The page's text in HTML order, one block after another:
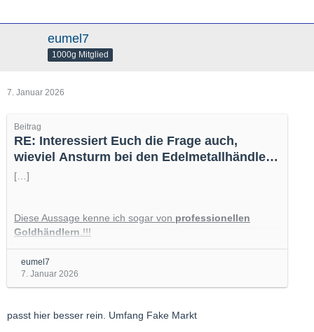
eumel7
1000g Mitglied
7. Januar 2026
Beitrag
RE: Interessiert Euch die Frage auch,
wieviel Ansturm bei den Edelmetallhändlern
herrscht ?
[…]
Diese Aussage kenne ich sogar von professionellen
Goldhändlern .!!!
Sie alle benutzen jetzt elektrische Hilfsmittel, die tief in das
teuersten xrf Geräten genaustens analysieren, reicht nicht
eumel7
7. Januar 2026
passt hier besser rein. Umfang Fake Markt